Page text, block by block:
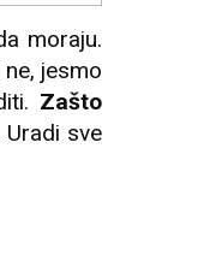
moraju.
jesmo
Zašto
Uradi sve